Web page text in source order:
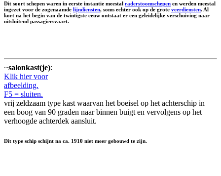
Dit soort schepen waren in eerste instantie meestal raderstoomschepen en werden meestal
ingezet voor de zogenaamde lijndiensten, soms echter ook op de grote veerdiensten. Al
kort na het begin van de twintigste eeuw ontstaat er een geleidelijke verschuiving naar
uitsluitend passagiersvaart.
~salonkast(je):
Klik hier voor
afbeelding.
F5 = sluiten.
vrij zeldzaam type kast waarvan het boeisel op het achterschip in
een boog van 90 graden naar binnen buigt en vervolgens op het
verhoogde achterdek aansluit.
Dit type schip schijnt na ca. 1910 niet meer gebouwd te zijn.